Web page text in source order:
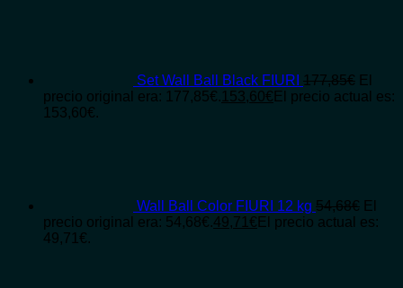
Set Wall Ball Black FIURI 177,85€ El
precio original era: 177,85€.153,60€ El precio actual es:
153,60€.
Wall Ball Color FIURI 12 kg 54,68€ El
precio original era: 54,68€.49,71 € El precio actual es:
49,71€.